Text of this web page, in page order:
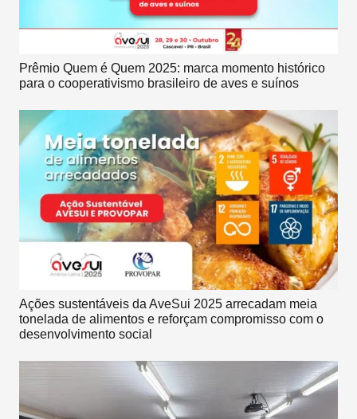
Prêmio Quem é Quem 2025: marca momento histórico
para o cooperativismo brasileiro de aves e suínos
Ações sustentáveis da AveSui 2025 arrecadam meia
tonelada de alimentos e reforçam compromisso com o
desenvolvimento social